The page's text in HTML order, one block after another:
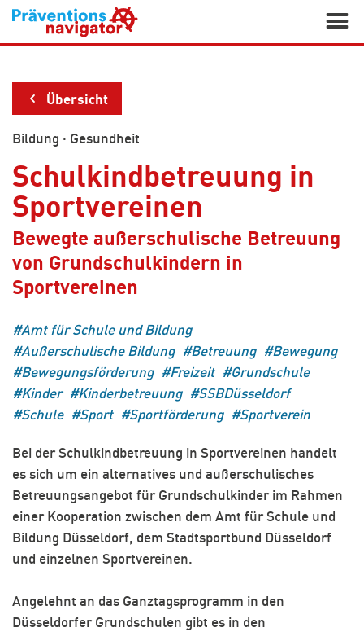

Übersicht
Bildung · Gesundheit
Schulkindbetreuung in
Sportvereinen
Bewegte außerschulische Betreuung
von Grundschulkindern in
Sportvereinen
Amt für Schule und Bildung
Außerschulische Bildung
Betreuung
Bewegung
Bewegungsförderung
Freizeit
Grundschule
Kinder
Kinderbetreuung
SSBDüsseldorf
Schule
Sport Sportförderung Sportverein
Bei der Schulkindbetreuung in Sportvereinen handelt
es sich um ein alternatives und außerschulisches
Betreuungsangebot für Grundschulkinder im Rahmen
einer Kooperation zwischen dem Amt für Schule und
Bildung Düsseldorf, dem Stadtsportbund Düsseldorf
und einzelnen Sportvereinen.
Angelehnt an das Ganztagsprogramm in den
Düsseldorfer Grundschulen gibt es in den